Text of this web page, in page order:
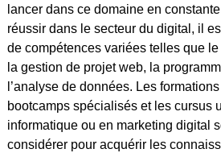
lancer dans ce domaine en
réussir dans le secteur du digital, il
de compétences variées telles que
la gestion de projet web, la
l’analyse de données. Les
bootcamps spécialisés et les cursus
informatique ou en marketing digital
considérer pour acquérir les